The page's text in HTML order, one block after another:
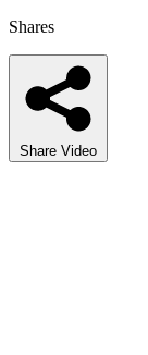
Shares
Share Video